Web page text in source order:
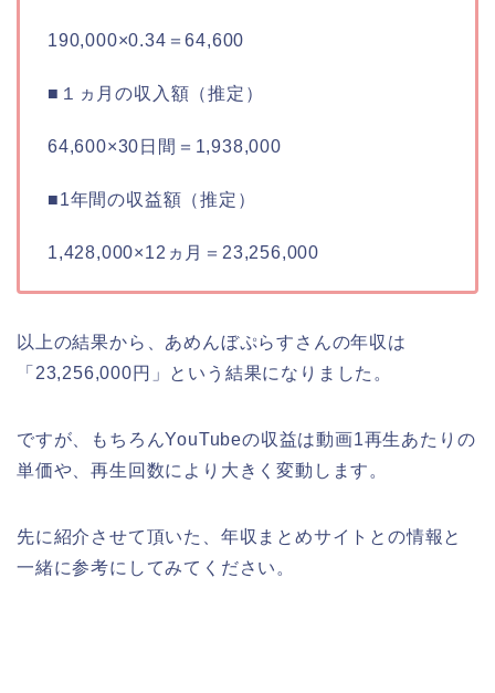
190,000×0.34＝64,600
■１ヵ月の収入額（推定）
64,600×30日間＝1,938,000
■1年間の収益額（推定）
1,428,000×12ヵ月＝23,256,000
以上の結果から、あめんぼぷらすさんの年収は
「23,256,000円」という結果になりました。
ですが、もちろんYouTubeの収益は動画1再生あたりの
単価や、再生回数により大きく変動します。
先に紹介させて頂いた、年収まとめサイトとの情報と
一緒に参考にしてみてください。